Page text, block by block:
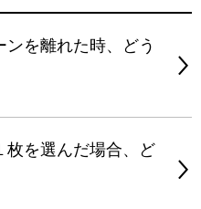
ンを離れた時、どう
枚を選んだ場合、ど